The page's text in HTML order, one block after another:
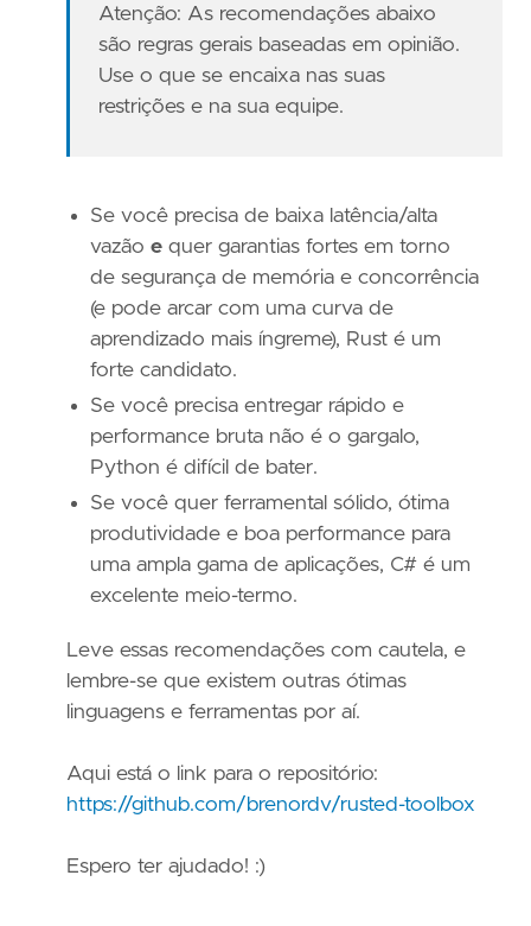
Atenção: As recomendações abaixo
são regras gerais baseadas em opinião.
Use o que se encaixa nas suas
restrições e na sua equipe.
Se você precisa de baixa latência/alta
vazão e quer garantias fortes em torno
de segurança de memória e concorrência
(e pode arcar com uma curva de
aprendizado mais íngreme), Rust é um
forte candidato.
Se você precisa entregar rápido e
performance bruta não é o gargalo,
Python é difícil de bater.
Se você quer ferramental sólido, ótima
produtividade e boa performance para
uma ampla gama de aplicações, C# é um
excelente meio-termo.
Leve essas recomendações com cautela, e
lembre-se que existem outras ótimas
linguagens e ferramentas por aí.
Aqui está o link para o repositório:
https://github.com/brenordv/rusted-toolbox
Espero ter ajudado! :)